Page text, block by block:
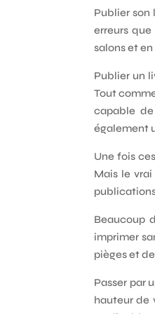
Publier son
erreurs
salons et
Publier un
Tout
capable
également
Une fois
Mais le
Beaucoup
imprimer
pièges et
Passer par
hauteur de